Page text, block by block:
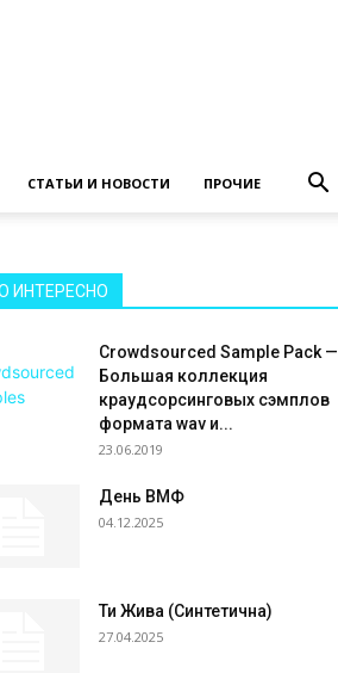
СТАТЬИ И НОВОСТИ ПРОЧИЕ
ИНТЕРЕСНО
Crowdsourced Sample Pack —
Большая коллекция
краудсорсинговых сэмплов
формата wav и...
23.06.2019
День ВМФ
04.12.2025
Ти Жива (Синтетична)
27.04.2025